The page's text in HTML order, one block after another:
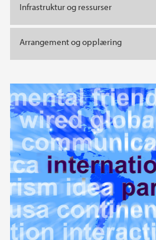
Infrastruktur og ressurser
Arrangement og opplæring